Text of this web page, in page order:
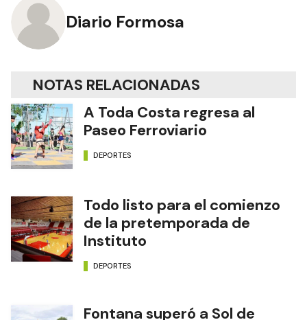
Diario Formosa
NOTAS RELACIONADAS
A Toda Costa regresa al
Paseo Ferroviario
DEPORTES
Todo listo para el comienzo
de la pretemporada de
Instituto
DEPORTES
Fontana superó a Sol de